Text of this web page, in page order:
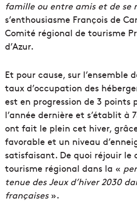
famille ou entre amis et de se
s’enthousiasme François de
Comité régional de tourisme
d’Azur.
Et pour cause, sur l’ensemble
taux d’occupation des
est en progression de 3 points
l’année dernière et s’établit à
ont fait le plein cet hiver,
favorable et un niveau
satisfaisant. De quoi réjouir le
tourisme régional dans la «
tenue des Jeux d’hiver 2030
françaises».